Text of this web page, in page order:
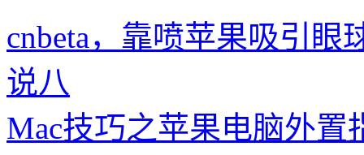
cnbeta，靠喷苹果吸引
说八
Mac技巧之苹果电脑外置